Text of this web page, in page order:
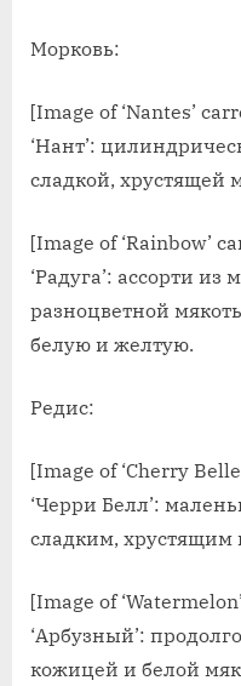
Морковь:
[Image of ‘Nantes’
‘Нант’:
сладкой, хрустящей
[Image of ‘Rainbow’
‘Радуга’: ассорти из
разноцветной
белую и желтую.
Редис:
[Image of ‘Cherry
‘Черри Белл’:
сладким, хрустящим
[Image of
‘Арбузный’:
кожицей и белой